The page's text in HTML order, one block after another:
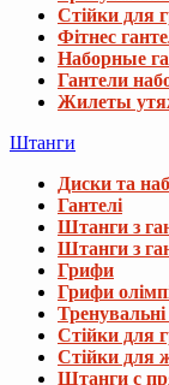
Стійки для
Фітнес
Наборные
Гантели
Жилеты
Штанги
Диски та
Гантелі
Штанги з
Штанги з
Грифи
Грифи
Стійки для
Стійки для
Штанги с